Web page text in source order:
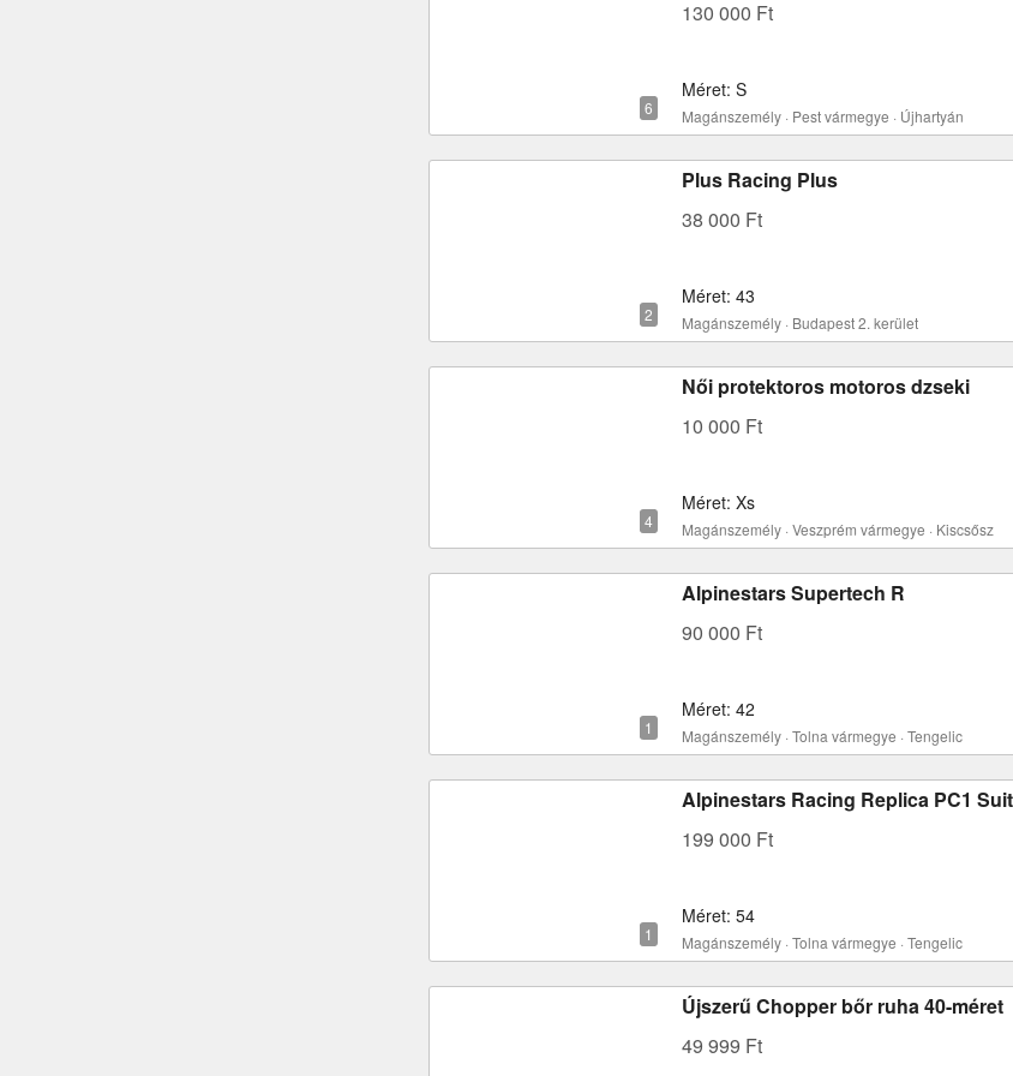
130 000 Ft
Méret: S
Magánszemély · Pest vármegye · Újhartyán
Plus Racing Plus
38 000 Ft
Méret: 43
Magánszemély · Budapest 2. kerület
Női protektoros motoros dzseki
10 000 Ft
Méret: Xs
Magánszemély · Veszprém vármegye · Kiscsősz
Alpinestars Supertech R
90 000 Ft
Méret: 42
Magánszemély · Tolna vármegye · Tengelic
Alpinestars Racing Replica PC1 Suit
199 000 Ft
Méret: 54
Magánszemély · Tolna vármegye · Tengelic
Újszerű Chopper bőr ruha 40-méret
49 999 Ft